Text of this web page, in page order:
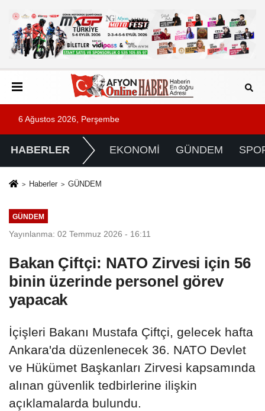
6 Ağustos 2026, Perşembe
HABERLER EKONOMİ GÜNDEM
Haberler GÜNDEM
GÜNDEM
Yayınlanma: 02 Temmuz 2026 - 16:11
Bakan Çiftçi: NATO Zirvesi için 56
binin üzerinde personel görev
yapacak
İçişleri Bakanı Mustafa Çiftçi, gelecek hafta
Ankara'da düzenlenecek 36. NATO Devlet
ve Hükümet Başkanları Zirvesi kapsamında
alınan güvenlik tedbirlerine ilişkin
açıklamalarda bulundu.